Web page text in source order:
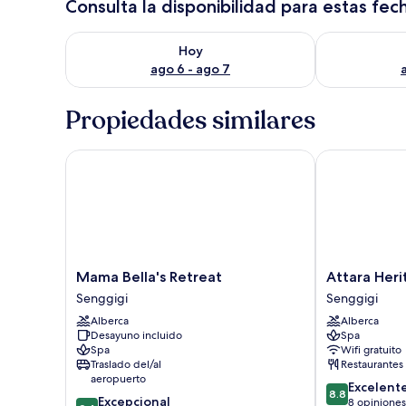
Consulta la disponibilidad para estas
Hoy
ago 6 - ago 7
Consulta la disponibilidad para hoy ago 6 - ago 7
Consulta la
Propiedades similares
Mama
Bella's
Retreat
Senggigi
Mama Bella's Retreat
Senggigi
Alberca
Desayuno incluido
Spa
Traslado del/al
aeropuerto
9.4 Excepcional
Mama Bella's Retreat
Attara
Heritage
Senggigi
Senggigi
Attara
Senggigi
Alberca
Spa
Wifi gratuito
Restaurantes
8.8
de
8.8
8 opiniones
Attara